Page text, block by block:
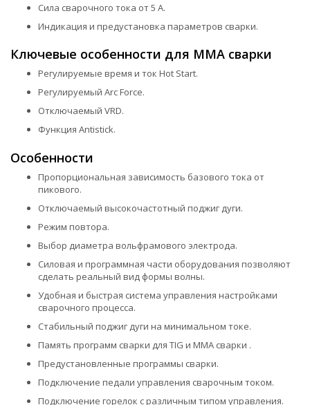
Сила сварочного тока от 5 А.
Индикация и предустановка параметров сварки.
Ключевые особенности для MMA сварки
Регулируемые время и ток Hot Start.
Регулируемый Arc Force.
Отключаемый VRD.
Функция Antistick.
Особенности
Пропорциональная зависимость базового тока от
пикового.
Отключаемый высокочастотный поджиг дуги.
Режим повтора.
Выбор диаметра вольфрамового электрода.
Силовая и программная части оборудования позволяют
сделать реальный вид формы волны.
Удобная и быстрая система управления настройками
сварочного процесса.
Стабильный поджиг дуги на минимальном токе.
Память программ сварки для TIG и MMA сварки .
Предустановленные программы сварки.
Подключение педали управления сварочным током.
Подключение горелок с различным типом управления.